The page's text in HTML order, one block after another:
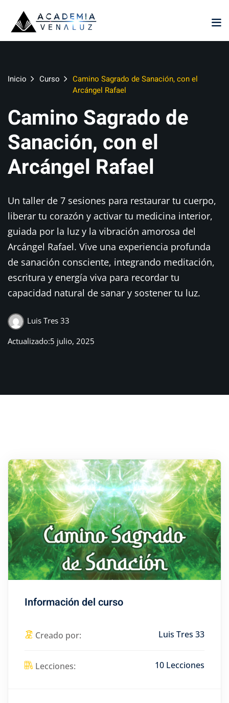
Inicio Curso
Camino Sagrado de Sanación, con el
Arcángel Rafael
Camino Sagrado de
Sanación, con el
Arcángel Rafael
Un taller de 7 sesiones para restaurar tu cuerpo,
liberar tu corazón y activar tu medicina interior,
guiada por la luz y la vibración amorosa del
Arcángel Rafael. Vive una experiencia profunda
de sanación consciente, integrando meditación,
escritura y energía viva para recordar tu
capacidad natural de sanar y sostener tu luz.
Luis Tres 33
Actualizado:5 julio, 2025
Información del curso
Creado por: Luis Tres 33
Lecciones: 10 Lecciones
Sign in
Remember me Lost your password?
Sign up
Already have an account?Sign in